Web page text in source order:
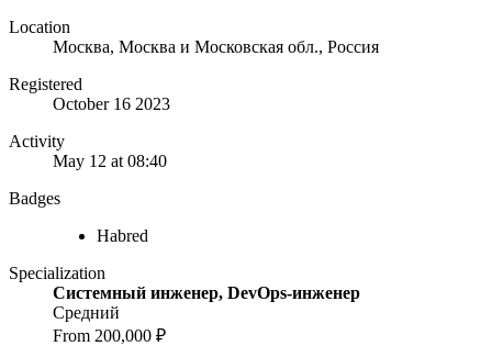
Location
Москва, Москва и Московская обл., Россия
Registered
October 16 2023
Activity
May 12 at 08:40
Badges
Habred
Specialization
Системный инженер, DevOps-инженер
Средний
From 200,000 ₽